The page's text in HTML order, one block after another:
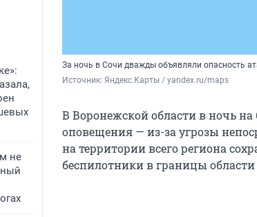
не
За ночь в Сочи дважды объявляли опасность
Источник: Яндекс.Карты / yandex.ru/maps
В Воронежской области в ночь
оповещения — из-за угрозы
на территории всего региона
беспилотники в границы области